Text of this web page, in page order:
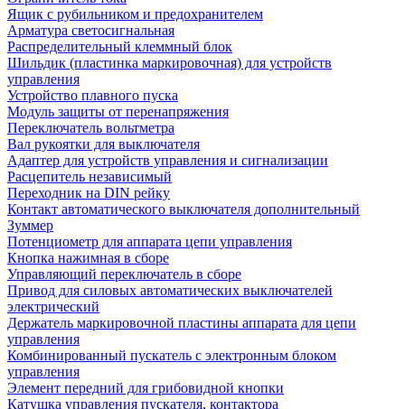
Ящик с рубильником и предохранителем
Арматура светосигнальная
Распределительный клеммный блок
Шильдик (пластинка маркировочная) для устройств
управления
Устройство плавного пуска
Модуль защиты от перенапряжения
Переключатель вольтметра
Вал рукоятки для выключателя
Адаптер для устройств управления и сигнализации
Расцепитель независимый
Переходник на DIN рейку
Контакт автоматического выключателя дополнительный
Зуммер
Потенциометр для аппарата цепи управления
Кнопка нажимная в сборе
Управляющий переключатель в сборе
Привод для силовых автоматических выключателей
электрический
Держатель маркировочной пластины аппарата для цепи
управления
Комбинированный пускатель с электронным блоком
управления
Элемент передний для грибовидной кнопки
Катушка управления пускателя, контактора